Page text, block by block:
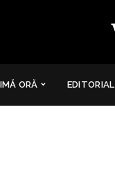
ORĂ EDITORIAL